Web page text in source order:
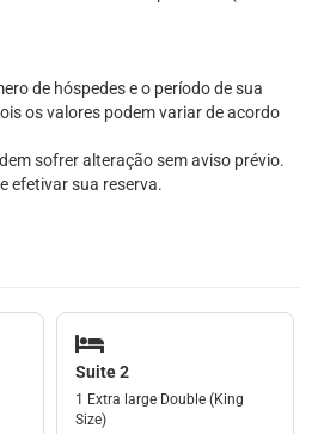
de hóspedes e o período de sua
os valores podem variar de acordo
sofrer alteração sem aviso prévio.
efetivar sua reserva.
Suite 2
1 Extra large Double (King
Size)